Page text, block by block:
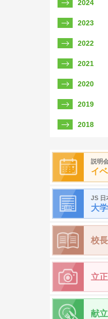
2024
2023
2022
2021
2020
2019
2018
説明
イ
JS 日
大
校
立
献